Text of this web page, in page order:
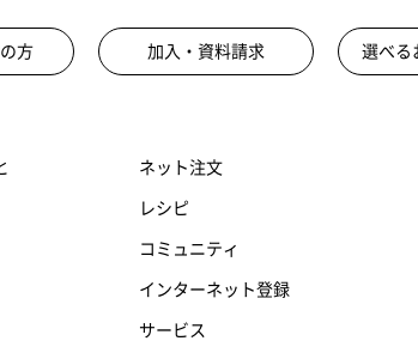
方 加入・資料請求 選べる
ネット注文
レシピ
コミュニティ
インターネット登録
サービス